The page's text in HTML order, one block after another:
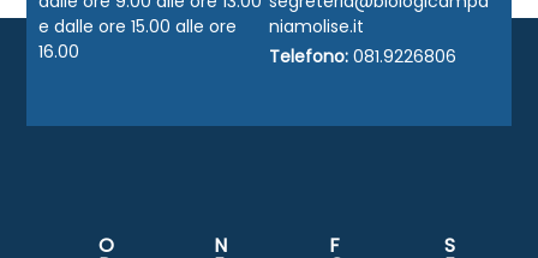
e dalle ore 15.00 alle ore
16.00
niamolise.it
Telefono: 081.9226806
O N F S